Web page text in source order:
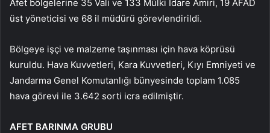
Afet bölgelerine 35 Vali ve 133 Mülki İdare Amiri, 19 AFAD
üst yöneticisi ve 68 il müdürü görevlendirildi.
Bölgeye işçi ve malzeme taşınması için hava köprüsü
kuruldu. Hava Kuvvetleri, Kara Kuvvetleri, Kıyı Emniyeti ve
Jandarma Genel Komutanlığı bünyesinde toplam 1.085
hava görevi ile 3.642 sorti icra edilmiştir.
AFET BARINMA GRUBU